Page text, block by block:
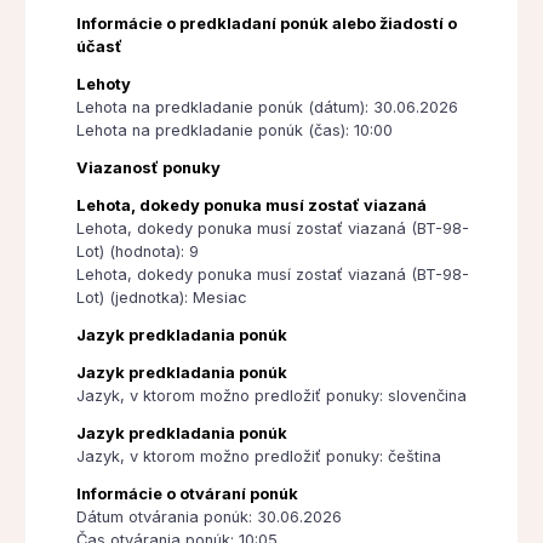
Informácie o predkladaní ponúk alebo žiadostí o
účasť
Lehoty
Lehota na predkladanie ponúk (dátum): 30.06.2026
Lehota na predkladanie ponúk (čas): 10:00
Viazanosť ponuky
Lehota, dokedy ponuka musí zostať viazaná
Lehota, dokedy ponuka musí zostať viazaná (BT-98-
Lot) (hodnota): 9
Lehota, dokedy ponuka musí zostať viazaná (BT-98-
Lot) (jednotka): Mesiac
Jazyk predkladania ponúk
Jazyk predkladania ponúk
Jazyk, v ktorom možno predložiť ponuky: slovenčina
Jazyk predkladania ponúk
Jazyk, v ktorom možno predložiť ponuky: čeština
Informácie o otváraní ponúk
Dátum otvárania ponúk: 30.06.2026